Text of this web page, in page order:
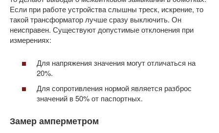
Если при работе устройства слышны треск, искрение, то
такой трансформатор лучше сразу выключить. Он
неисправен. Существуют допустимые отклонения при
измерениях:
Для напряжения значения могут отличаться на
20%.
Для сопротивления нормой является разброс
значений в 50% от паспортных.
Замер амперметром